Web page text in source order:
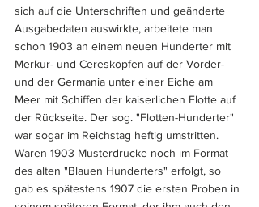
sich auf die Unterschriften und geänderte
Ausgabedaten auswirkte, arbeitete man
schon 1903 an einem neuen Hunderter mit
Merkur- und Ceresköpfen auf der Vorder-
und der Germania unter einer Eiche am
Meer mit Schiffen der kaiserlichen Flotte auf
der Rückseite. Der sog. "Flotten-Hunderter"
war sogar im Reichstag heftig umstritten.
Waren 1903 Musterdrucke noch im Format
des alten "Blauen Hunderters" erfolgt, so
gab es spätestens 1907 die ersten Proben in